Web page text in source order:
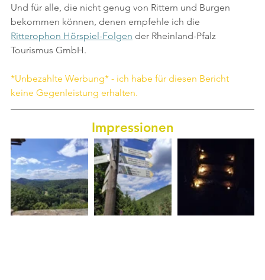
Und für alle, die nicht genug von Rittern und Burgen
bekommen können, denen empfehle ich die
Ritterophon Hörspiel-Folgen der Rheinland-Pfalz
Tourismus GmbH.
*Unbezahlte Werbung* - ich habe für diesen Bericht
keine Gegenleistung erhalten.
Impressionen